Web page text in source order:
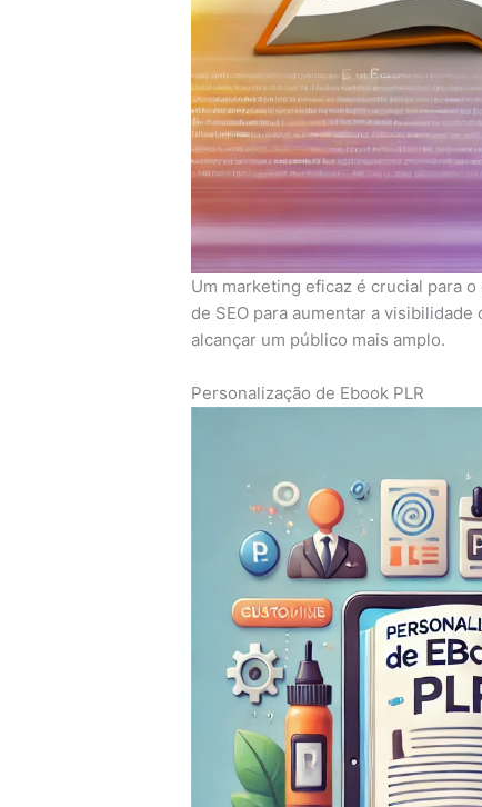
Um marketing eficaz é crucial para
de SEO para aumentar a
alcançar um público mais amplo.
Personalização de Ebook PLR